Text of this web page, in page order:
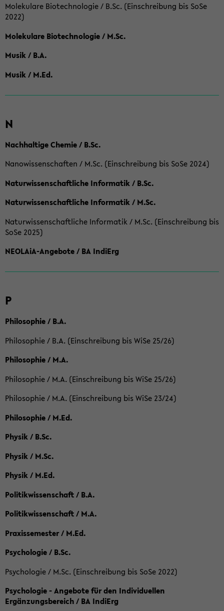
Molekulare Biotechnologie / B.Sc. (Einschreibung bis SoSe
2022)
Molekulare Biotechnologie / M.Sc.
Musik / B.A.
Musik / M.Ed.
N
Nachhaltige Chemie / B.Sc.
Nanowissenschaften / M.Sc. (Einschreibung bis SoSe 2024)
Naturwissenschaftliche Informatik / B.Sc.
Naturwissenschaftliche Informatik / M.Sc.
Naturwissenschaftliche Informatik / M.Sc. (Einschreibung bis
SoSe 2025)
NEOLAiA-Angebote / BA IndiErg
P
Philosophie / B.A.
Philosophie / B.A. (Einschreibung bis WiSe 25/26)
Philosophie / M.A.
Philosophie / M.A. (Einschreibung bis WiSe 25/26)
Philosophie / M.A. (Einschreibung bis WiSe 23/24)
Philosophie / M.Ed.
Physik / B.Sc.
Physik / M.Sc.
Physik / M.Ed.
Politikwissenschaft / B.A.
Politikwissenschaft / M.A.
Praxissemester / M.Ed.
Psychologie / B.Sc.
Psychologie / M.Sc. (Einschreibung bis SoSe 2022)
Psychologie - Angebote für den Individuellen
Ergänzungsbereich / BA IndiErg